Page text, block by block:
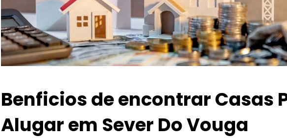
Benficios de encontrar Casas
Alugar em Sever Do Vouga